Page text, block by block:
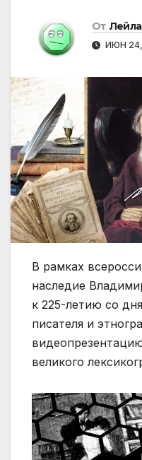
От
ИЮН
В рамках
наследие
к 225-летию со
писателя и
великого